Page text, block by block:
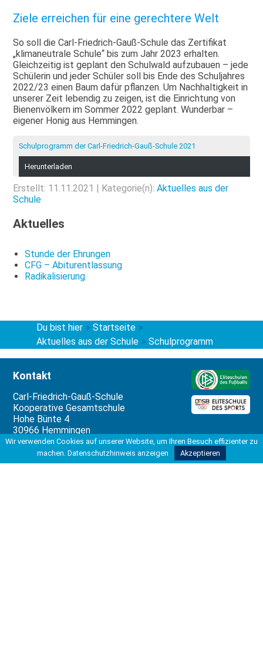
Ziele erreichen für eine gerechtere Welt
So soll die Carl-Friedrich-Gauß-Schule das Zertifikat
„klimaneutrale Schule“ bis zum Jahr 2023 erhalten.
Gleichzeitig ist geplant den Schulwald aufzubauen – jede
Schülerin und jeder Schüler soll bis Ende des Schuljahres
2022/23 einen Baum dafür pflanzen. Um Nachhaltigkeit in
unserer Zeit lebendig zu zeigen, ist die Einrichtung von
Bienenvölkern im Sommer 2022 geplant. Wunderbar –
eigener Honig aus Hemmingen.
Schulprogramm der Carl-Friedrich-Gauß-Schule 2021
Herunterladen
Erstellt: 11.11.2021 | Kategorie(n):Aktuelles aus der
Schule
Aktuelles
Stunde der Ehrungen
CFG – Abiturentlassung
Radikalisierung
Du bist hier > Startseite >
Aktuelles aus der Schule > Schulprogramm
Kontakt
Carl-Friedrich-Gauß-Schule
Kooperative Gesamtschule
Hohe Bünte 4
30966 Hemmingen
Tel 0511 42037-200
Fax 0511 42037-211
Wir verwenden Cookies auf unserer Website, um Ihren Besuch effizienter zu
machen. Datenschutzhinweis anzeigen Akzeptieren